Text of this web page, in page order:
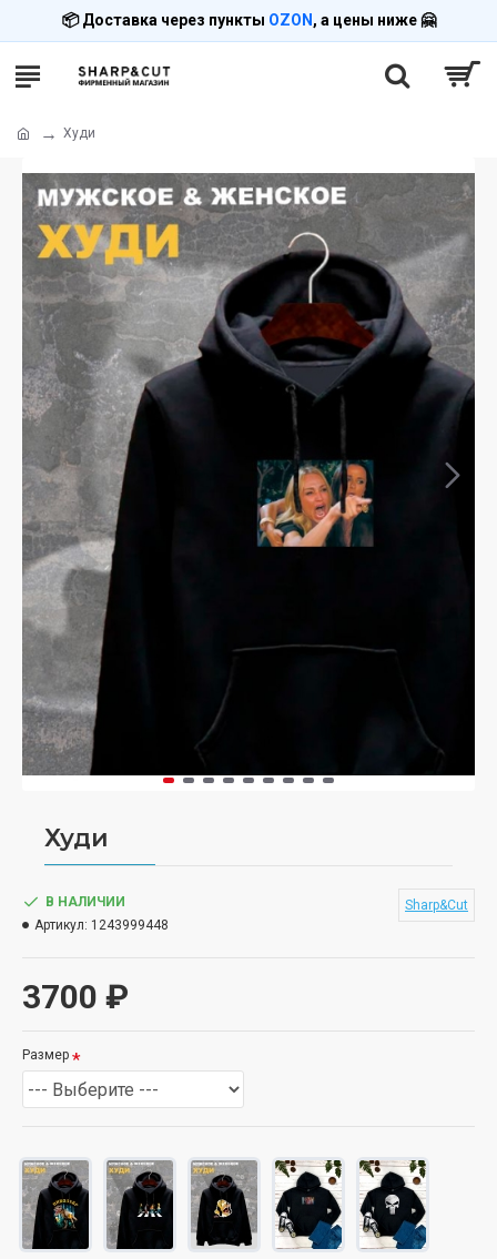
📦 Доставка через пункты OZON , а цены ниже 🤗
Худи
Худи
3700 ₽
В НАЛИЧИИ
Артикул: 1243999448
Sharp&Cut
Размер